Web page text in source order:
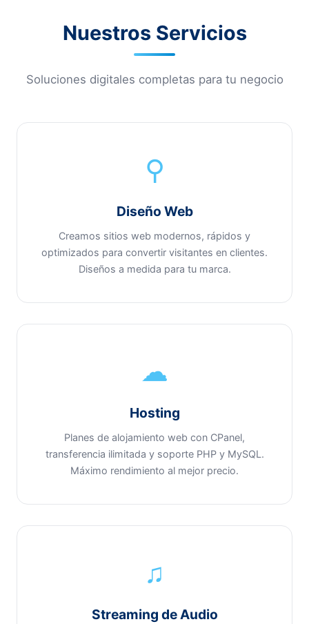
Nuestros Servicios
Soluciones digitales completas para tu negocio
⚲
Diseño Web
Creamos sitios web modernos, rápidos y
optimizados para convertir visitantes en clientes.
Diseños a medida para tu marca.
☁
Hosting
Planes de alojamiento web con CPanel,
transferencia ilimitada y soporte PHP y MySQL.
Máximo rendimiento al mejor precio.
♫
Streaming de Audio